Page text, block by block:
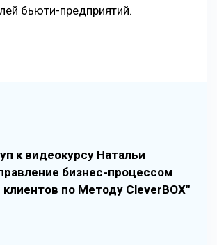
бьюти-предприятий.
к видеокурсу Натальи
бизнес-процессом
по Методу CleverBOX"